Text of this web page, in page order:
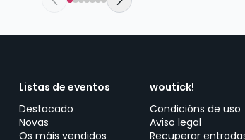
Listas de eventos
Destacado
Novas
Os máis vendidos
woutick!
Condicións de uso
Aviso legal
Recuperar